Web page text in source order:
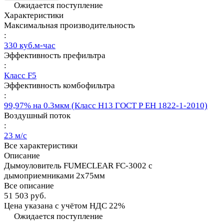
Ожидается поступление
Характеристики
Максимальная производительность
:
330 куб.м-час
Эффективность префильтра
:
Класс F5
Эффективность комбофильтра
:
99,97% на 0.3мкм (Класс Н13 ГОСТ Р ЕН 1822-1-2010)
Воздушный поток
:
23 м/с
Все характеристики
Описание
Дымоуловитель FUMECLEAR FC-3002 с
дымоприемниками 2х75мм
Все описание
51 503 руб.
Цена указана с учётом НДС 22%
Ожидается поступление